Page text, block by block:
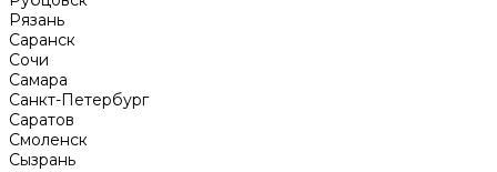
Рязань
Саранск
Сочи
Самара
Санкт-Петербург
Саратов
Смоленск
Сызрань